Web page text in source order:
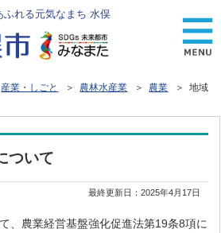
れる元気なまち 水俣
産業・しごと ＞ 農林水産業 ＞ 農業 ＞ 地域
ついて
最終更新日：2025年4月17日
、農業経営基盤強化促進法第19条8項に